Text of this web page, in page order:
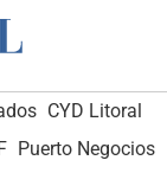
CYD Litoral
Puerto Negocios